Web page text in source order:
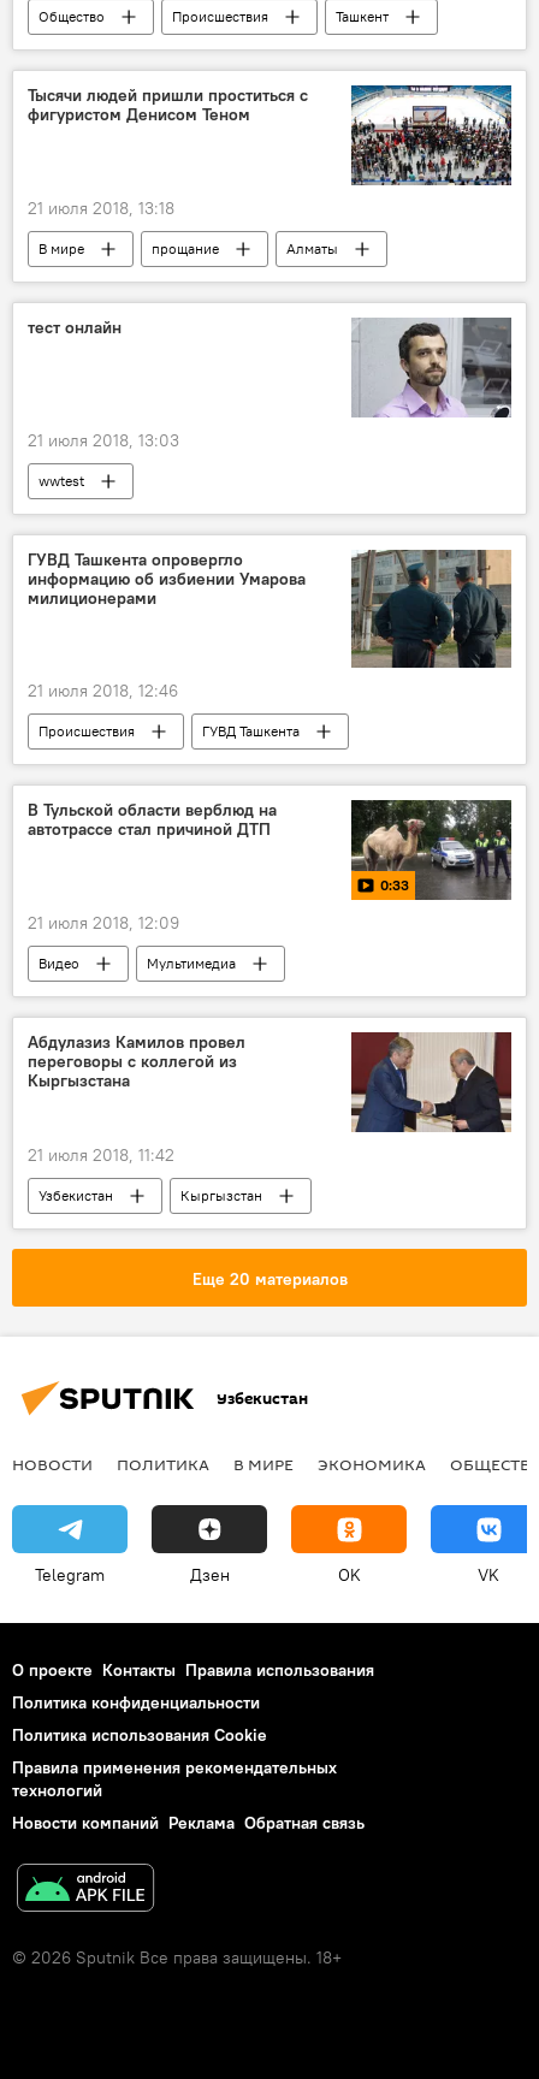
Общество Происшествия
Ташкент
ГУВД Ташкента
Тысячи людей пришли проститься с
фигуристом Денисом Теном
21 июля 2018, 13:18
В мире прощание Алматы
тест онлайн
21 июля 2018, 13:03
wwtest
ГУВД Ташкента опровергло
информацию об избиении Умарова
милиционерами
21 июля 2018, 12:46
Происшествия
ГУВД Ташкента
уголовное дело
В Тульской области верблюд на
автотрассе стал причиной ДТП
0:33
21 июля 2018, 12:09
Видео
Мультимедиа
Тульская область
Абдулазиз Камилов провел
переговоры с коллегой из
Кыргызстана
21 июля 2018, 11:42
Узбекистан
Кыргызстан
Абдулазиз Камилов
Политика
Еще 20 материалов
Узбекистан
НОВОСТИ ПОЛИТИКА В МИРЕ ЭКОНОМИКА
Telegram Дзен OK VK
О проекте Контакты Правила использования
Политика конфиденциальности
Политика использования Cookie
Правила применения рекомендательных
технологий
Новости компаний Реклама Обратная связь
© 2026 Sputnik Все права защищены. 18+